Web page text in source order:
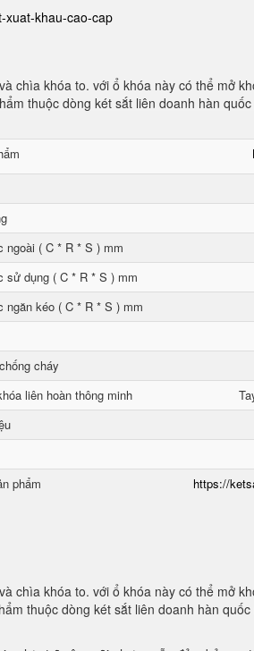
xuat-khau-cao-cap
chìa khóa to. với ổ khóa này có thể mở
thuộc dòng két sắt liên doanh hàn
ngoài ( C * R * S ) mm
sử dụng ( C * R * S ) mm
ngăn kéo ( C * R * S ) mm
cháy
liên hoàn thông minh
phẩm
https://
chìa khóa to. với ổ khóa này có thể mở
thuộc dòng két sắt liên doanh hàn